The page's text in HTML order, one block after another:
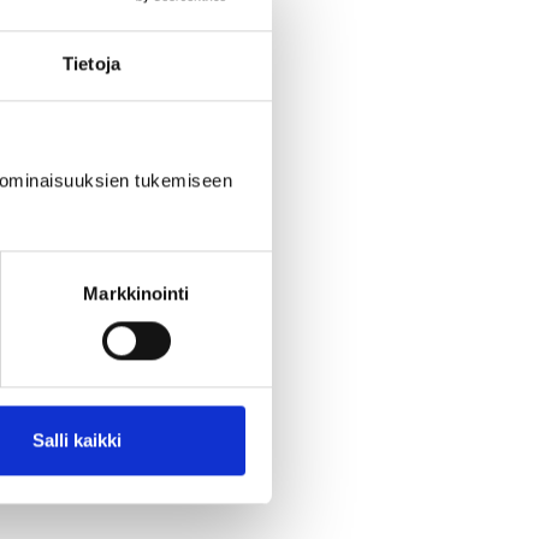
Tietoja
tukemiseen
Markkinointi
Salli kaikki
Russian
a course in